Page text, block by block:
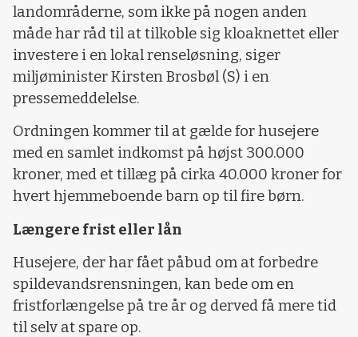
landområderne, som ikke på nogen anden
måde har råd til at tilkoble sig kloaknettet eller
investere i en lokal renseløsning, siger
miljøminister Kirsten Brosbøl (S) i en
pressemeddelelse.
Ordningen kommer til at gælde for husejere
med en samlet indkomst på højst 300.000
kroner, med et tillæg på cirka 40.000 kroner for
hvert hjemmeboende barn op til fire børn.
Længere frist eller lån
Husejere, der har fået påbud om at forbedre
spildevandsrensningen, kan bede om en
fristforlængelse på tre år og derved få mere tid
til selv at spare op.